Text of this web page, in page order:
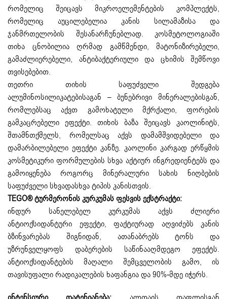
რომელიც შეიცავს მიკროელემენტების კომპლექტს,
რომელიც აუცილებელია კანის სილამაზისა და
ჯანმრთელობის შესანარჩუნებლად. კოსმეტოლოგიაში
თიხა ცნობილია ღრმად გამწმენდი, მატონიზირებელი,
გამაძლიერებელი, ანტიბაქტერიული და ცხიმის შემწოვი
თვისებებით.
თეთრი თიხის საფუძველი შედგება
ალუმინოსილიკატებისაგან – ბუნებრივი მინერალებისგან,
რომლებსაც აქვთ გამოხატული მქრქალი, ფორების
გამკაცრებელი ეფექტი. თიხის ბაზა შეიცავს კაოლინიტს,
შთამნთქმელს, რომელსაც აქვს დამამშვიდებელი და
დამარბილებელი ეფექტი კანზე. კაოლინი კარგად ერწყმის
კოსმეტიკური ფორმულების სხვა აქტიურ ინგრედიენტებს და
გამოიყენება როგორც მინერალური სახის ნიღბების
საფუძველი სხვადასხვა ტიპის კანისთვის.
TEGO® ტურმერონის კურკუმას ფესვის ექსტრაქტი:
ინდურ სანელებელ კურკუმას აქვს ძლიერი
ანტიოქსიდანტური ეფექტი, ფაქტიურად აღვიძებს კანის
ბზინვარებას შიგნიდან, ათანაბრებს ტონს და
უზრუნველყოფს დაბერების საწინააღმდეგო ეფექტს.
ანტიოქსიდანტების მაღალი შემცველობის გამო, ის
თავისუფალი რადიკალების ხაფანგია და 90%-მდე იჭერს.